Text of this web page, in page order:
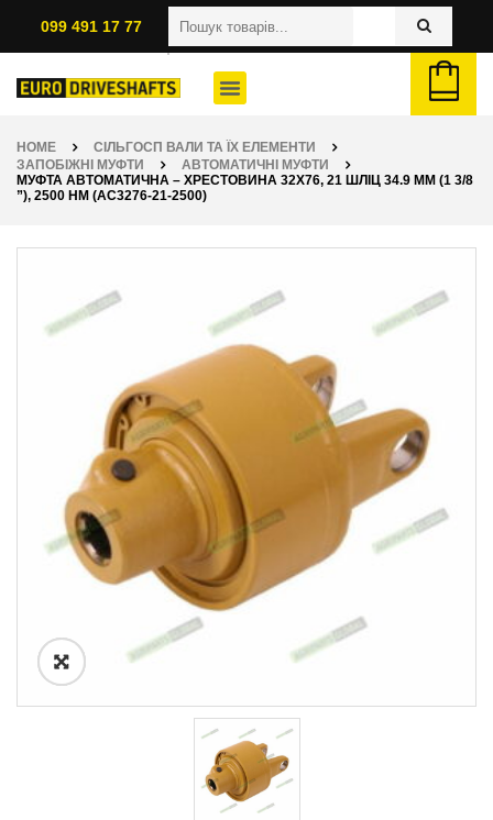
099 491 17 77
HOME
СІЛЬГОСП ВАЛИ ТА ЇХ ЕЛЕМЕНТИ
ЗАПОБІЖНІ МУФТИ
АВТОМАТИЧНІ МУФТИ
МУФТА АВТОМАТИЧНА – ХРЕСТОВИНА 32Х76, 21 ШЛІЦ 34.9 ММ (1 3/8
”), 2500 НМ (AC3276-21-2500)